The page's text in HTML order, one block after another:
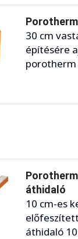
30 cm
építésére
porotherm
áthidaló
10 cm-es
áthidaló